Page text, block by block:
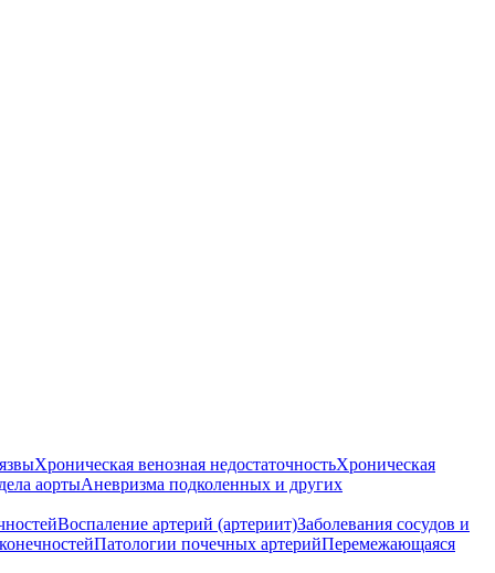
Хроническая венозная недостаточностьХроническая
аортыАневризма подколенных и других
Воспаление артерий (артериит)Заболевания сосудов и
Патологии почечных артерийПеремежающаяся